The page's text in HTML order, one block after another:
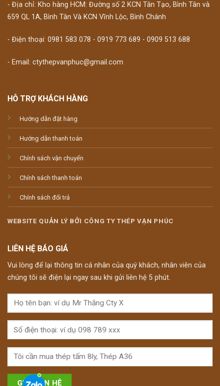
- Địa chỉ: Kho hàng HCM: Đường số 2 KCN Tân Tạo, Bình Tân và
659 QL 1A, Bình Tân Và KCN Vĩnh Lộc, Bình Chánh
- Điện thoại: 0981 583 078 - 0919 773 689 - 0909 513 688
- Email: ctythepvanphuc@gmail.com
HỖ TRỢ KHÁCH HÀNG
Hướng dẫn đặt hàng
Hướng dẫn thanh toán
Chính sách vận chuyển
Chính sách thanh toán
Chính sách đổi trả
WEBSITE QUẢN LÝ BỞI CÔNG TY THÉP VẠN PHÚC
LIÊN HỆ BÁO GIÁ
Vui lòng để lại thông tin cá nhân của quý khách, nhân viên của
chúng tôi sẽ điện lại ngay sau khi gửi liên hệ 5 phút.